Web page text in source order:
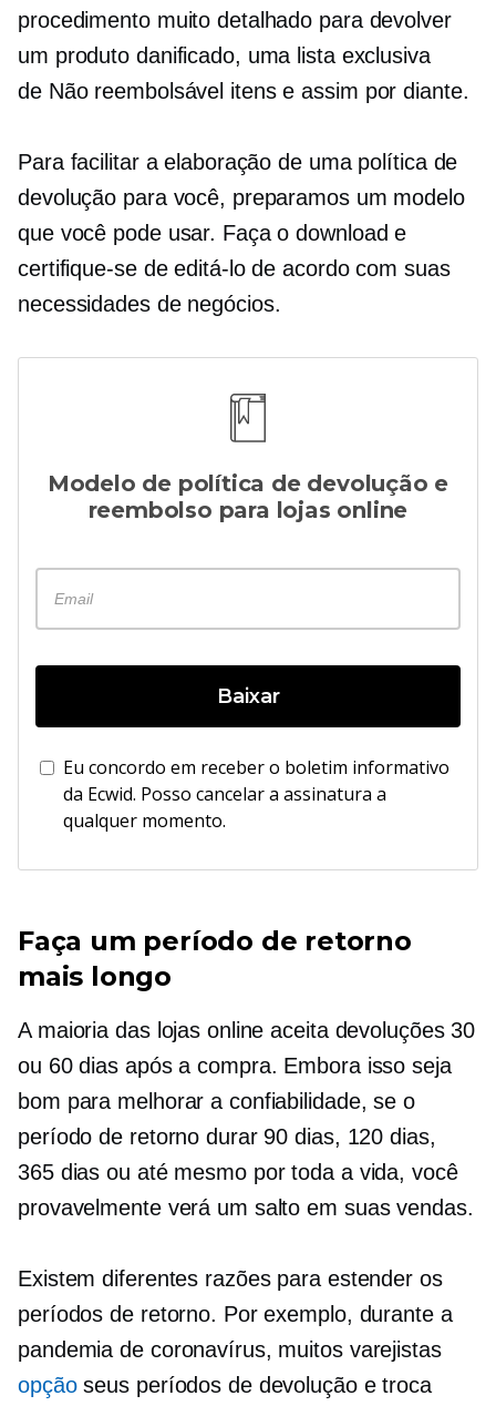
procedimento muito detalhado para devolver
um produto danificado, uma lista exclusiva
de Não reembolsável itens e assim por diante.
Para facilitar a elaboração de uma política de
devolução para você, preparamos um modelo
que você pode usar. Faça o download e
certifique-se de editá-lo de acordo com suas
necessidades de negócios.
Modelo de política de devolução e
reembolso para lojas online
Baixar
Eu concordo em receber o boletim informativo
da Ecwid. Posso cancelar a assinatura a
qualquer momento.
Faça um período de retorno
mais longo
A maioria das lojas online aceita devoluções 30
ou 60 dias após a compra. Embora isso seja
bom para melhorar a confiabilidade, se o
período de retorno durar 90 dias, 120 dias,
365 dias ou até mesmo por toda a vida, você
provavelmente verá um salto em suas vendas.
Existem diferentes razões para estender os
períodos de retorno. Por exemplo, durante a
pandemia de coronavírus, muitos varejistas
opçãoseus períodos de devolução e troca